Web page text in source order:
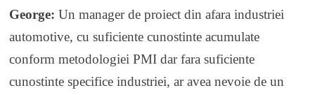
George: Un manager de proiect din afara industriei
automotive, cu suficiente cunostinte acumulate
conform metodologiei PMI dar fara suficiente
cunostinte specifice industriei, ar avea nevoie de un